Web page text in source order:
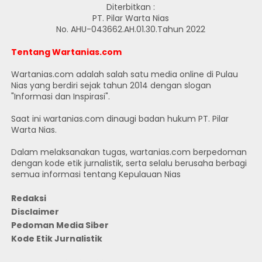
Diterbitkan :
PT. Pilar Warta Nias
No. AHU-043662.AH.01.30.Tahun 2022
Tentang Wartanias.com
Wartanias.com adalah salah satu media online di Pulau
Nias yang berdiri sejak tahun 2014 dengan slogan
"Informasi dan Inspirasi".
Saat ini wartanias.com dinaugi badan hukum PT. Pilar
Warta Nias.
Dalam melaksanakan tugas, wartanias.com berpedoman
dengan kode etik jurnalistik, serta selalu berusaha berbagi
semua informasi tentang Kepulauan Nias
Redaksi
Disclaimer
Pedoman Media Siber
Kode Etik Jurnalistik